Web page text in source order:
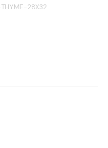
28X32